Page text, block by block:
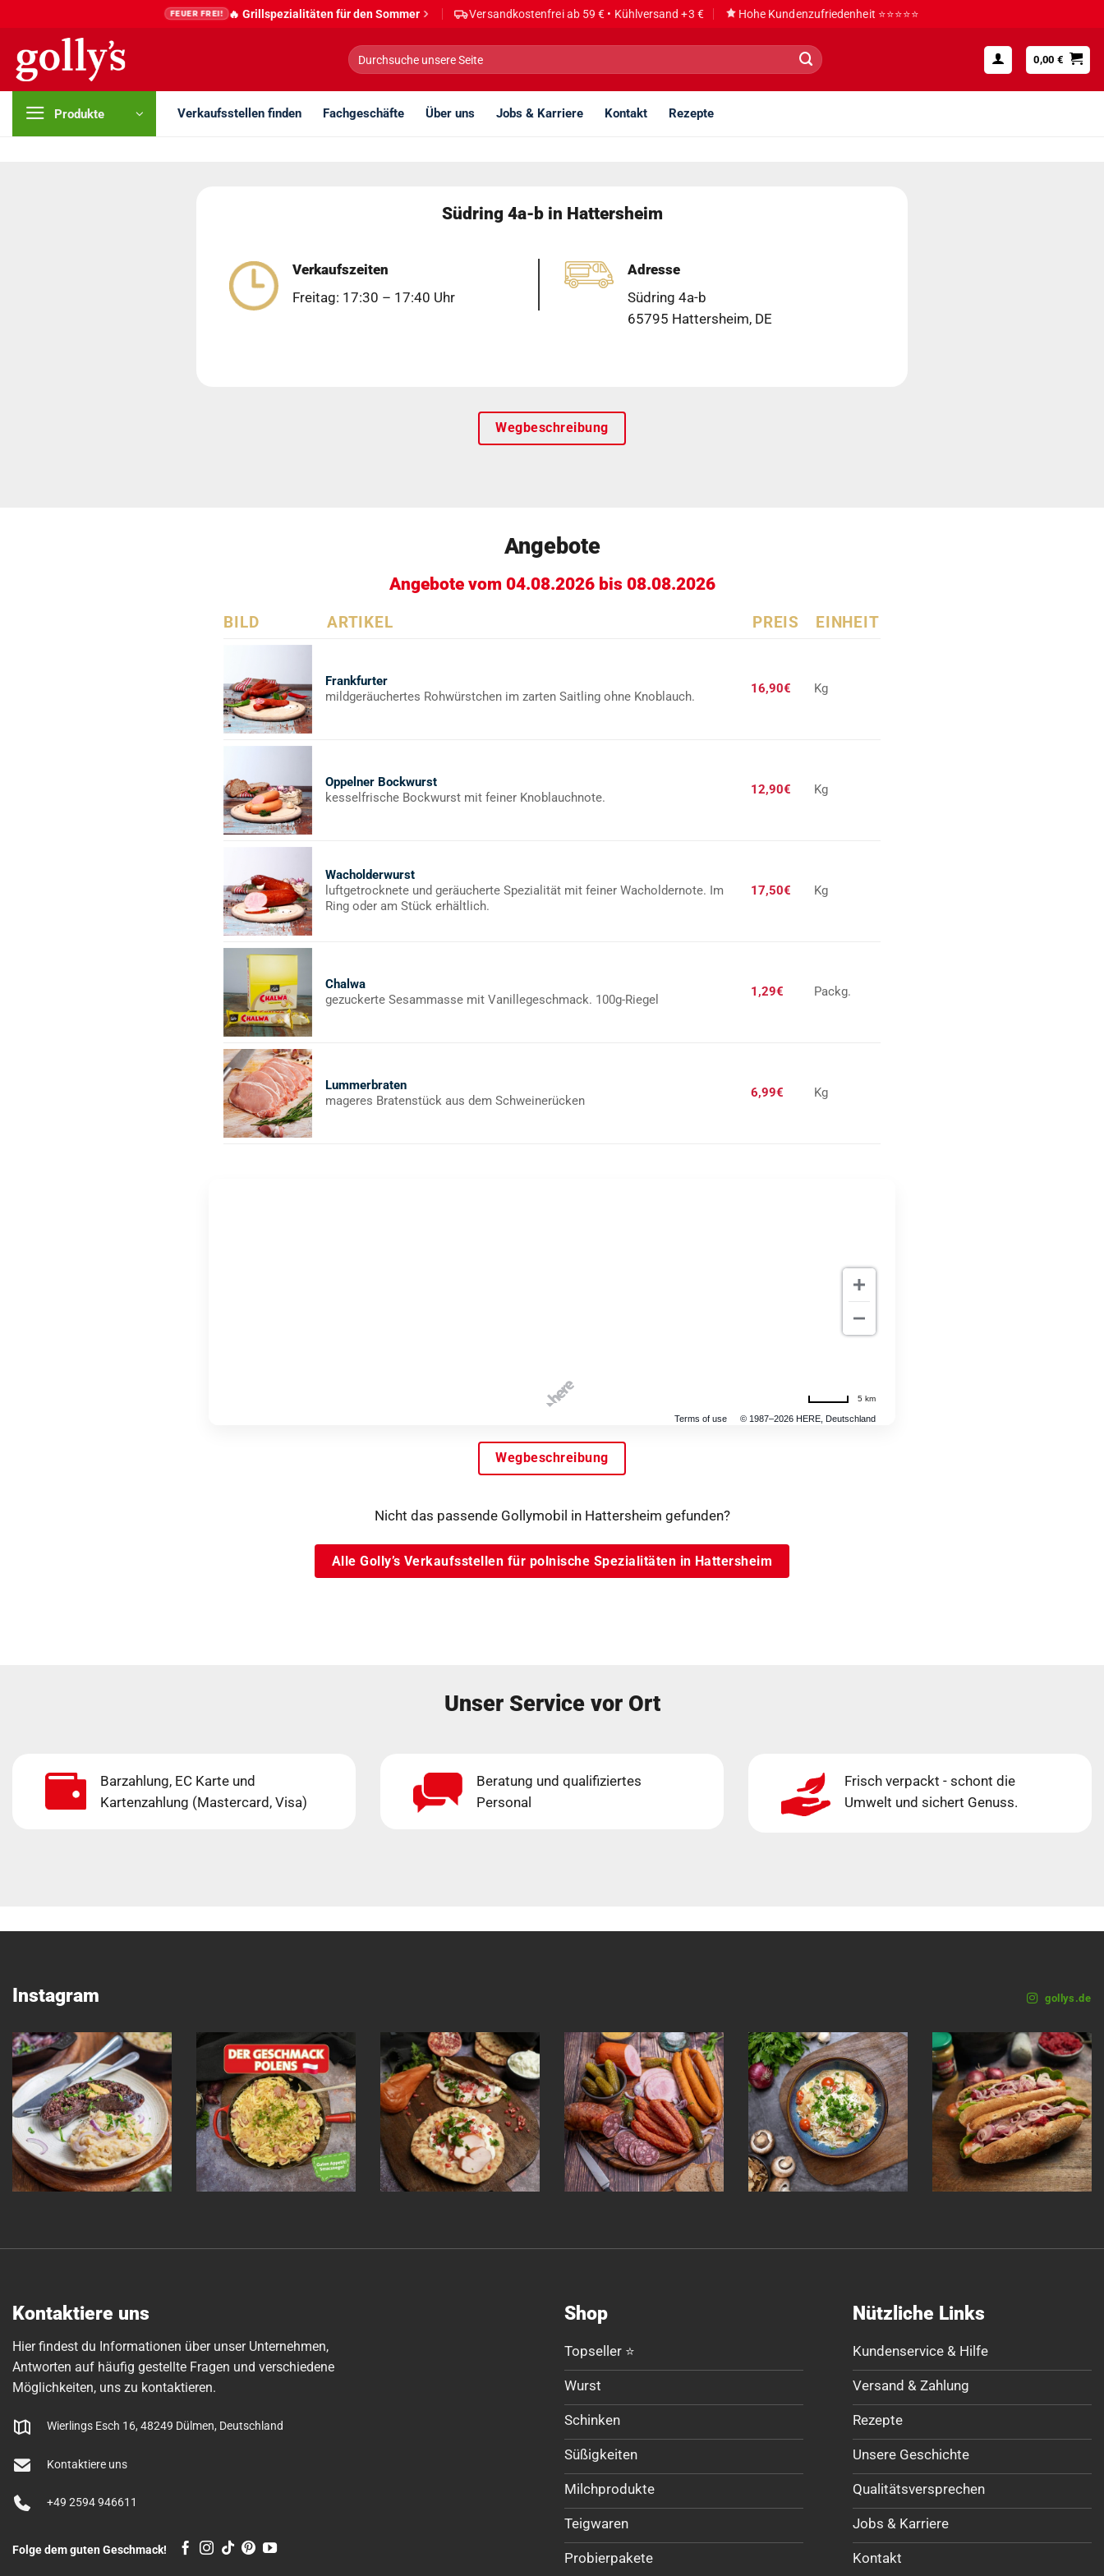
springen
FEUER FREI! 🔥 Grillspezialitäten für den Sommer Versandkostenfrei ab 59 € • Kühlversand +3 € Hohe Kundenzufriedenheit ⭐⭐⭐⭐⭐
Suche
nach:
0,00€
Produkte Verkaufsstellen finden Fachgeschäfte Über uns Jobs & Karriere Kontakt Rezepte
Südring 4a-b in Hattersheim
Verkaufszeiten
Freitag: 17:30 – 17:40 Uhr
Adresse
Südring 4a-b
65795 Hattersheim, DE
Wegbeschreibung
Angebote
Angebote vom 04.08.2026 bis 08.08.2026
BILD ARTIKEL PREIS EINHEIT
Frankfurter
mildgeräuchertes Rohwürstchen im zarten Saitling ohne Knoblauch.
16,90€ Kg
Oppelner Bockwurst
kesselfrische Bockwurst mit feiner Knoblauchnote.
12,90€ Kg
Wacholderwurst
luftgetrocknete und geräucherte Spezialität mit feiner Wacholdernote. Im
Ring oder am Stück erhältlich.
17,50€ Kg
Chalwa
gezuckerte Sesammasse mit Vanillegeschmack. 100g-Riegel
1,29€ Packg.
Lummerbraten
mageres Bratenstück aus dem Schweinerücken
6,99€ Kg
Terms of use © 1987–2026 HERE, Deutschland
5 km
Wegbeschreibung
Nicht das passende Gollymobil in Hattersheim gefunden?
Alle Golly’s Verkaufsstellen für polnische Spezialitäten in Hattersheim
Unser Service vor Ort
Barzahlung, EC Karte und
Kartenzahlung (Mastercard, Visa)
Beratung und qualifiziertes
Personal
Frisch verpackt - schont die
Umwelt und sichert Genuss.
Instagram gollys.de
Kontaktiere uns
Hier findest du Informationen über unser Unternehmen,
Antworten auf häufig gestellte Fragen und verschiedene
Möglichkeiten, uns zu kontaktieren.
Wierlings Esch 16, 48249 Dülmen, Deutschland
Kontaktiere uns
+49 2594 946611
Folge dem guten Geschmack!
Shop
Topseller ⭐
Wurst
Schinken
Süßigkeiten
Milchprodukte
Teigwaren
Probierpakete
Nützliche Links
Kundenservice & Hilfe
Versand & Zahlung
Rezepte
Unsere Geschichte
Qualitätsversprechen
Jobs & Karriere
Kontakt